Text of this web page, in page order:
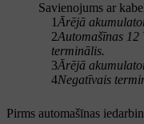
Savienojums ar
1Ārējā
2Automašīnas
terminālis.
3Ārējā
4Negatīvais
Pirms automašīnas